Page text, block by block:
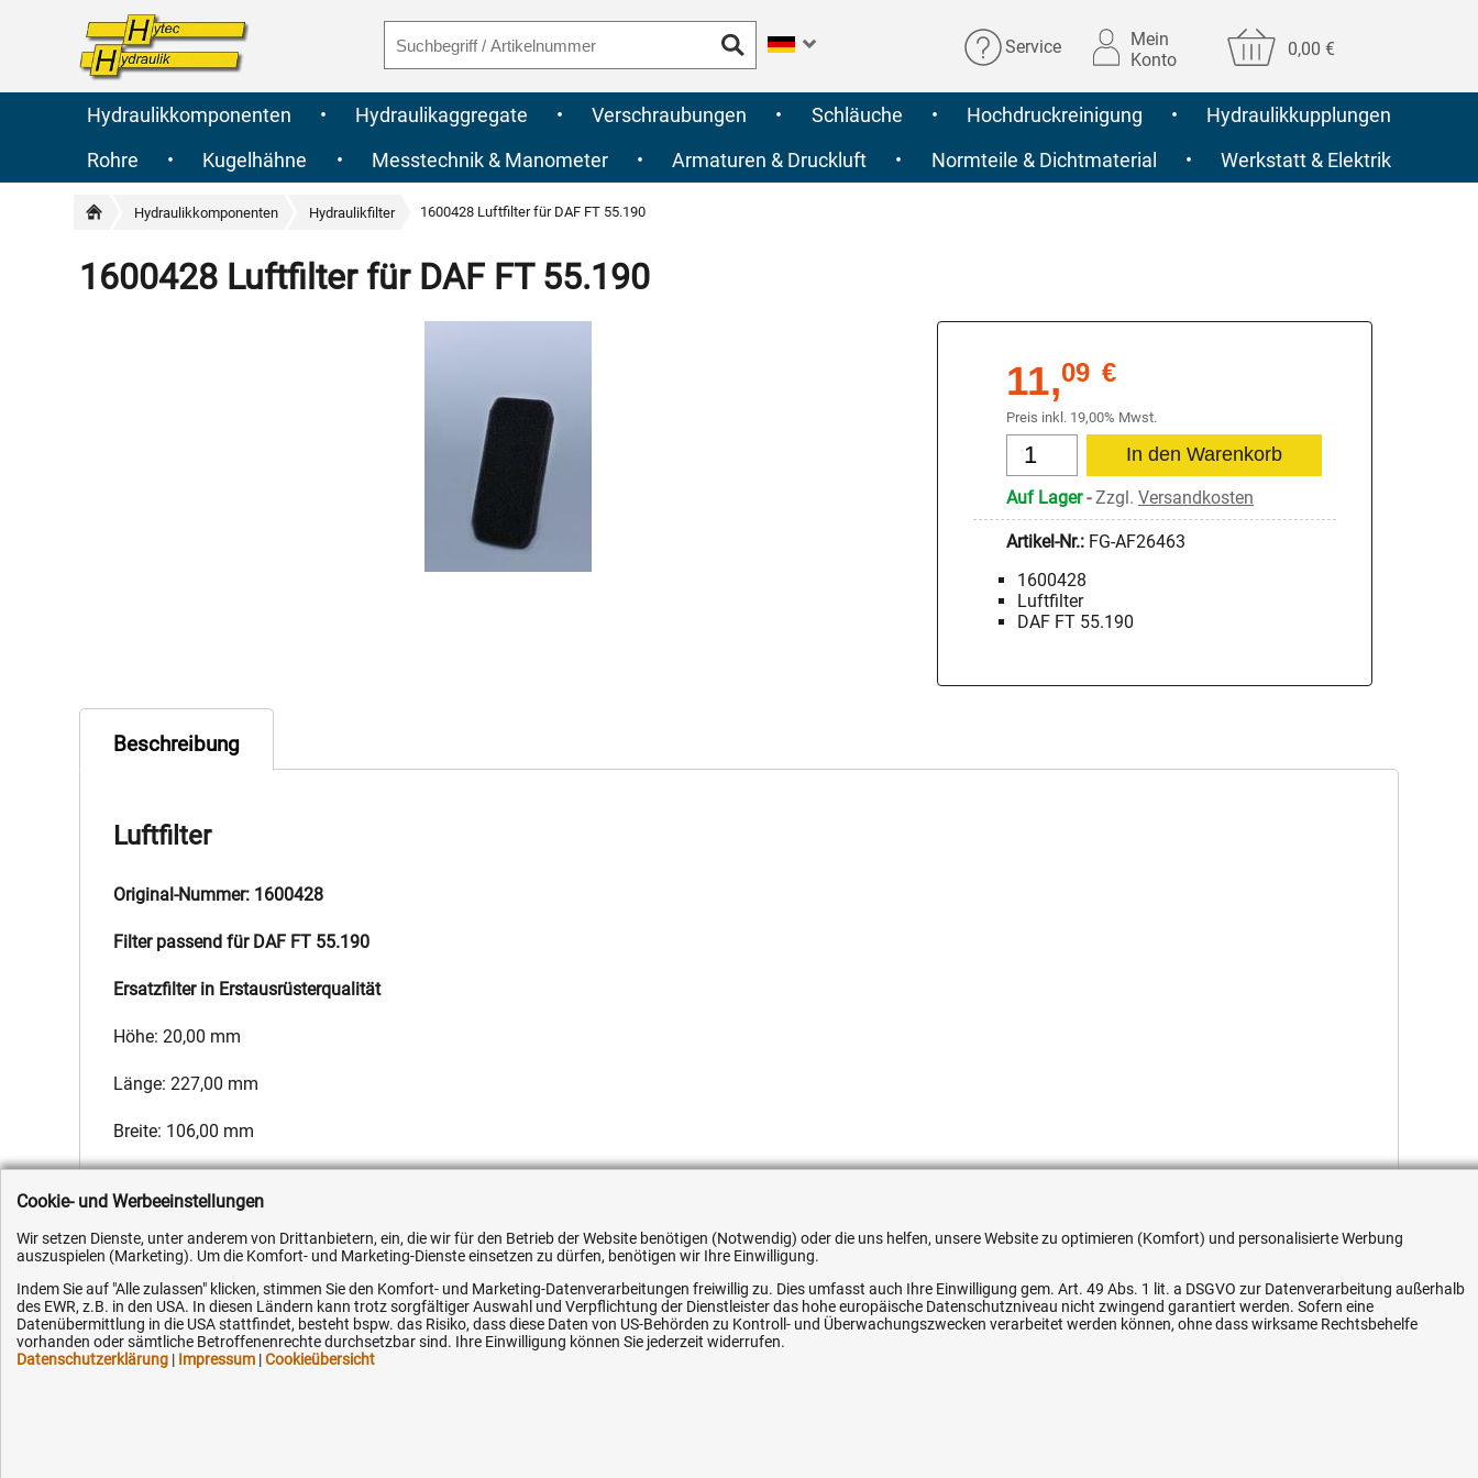
Service
Mein
Konto
0,00 €
Hydraulikkomponenten • Hydraulikaggregate • Verschraubungen • Schläuche • Hochdruckreinigung •
Hydraulikkupplungen
Rohre
• Kugelhähne • Messtechnik & Manometer • Armaturen & Druckluft • Normteile & Dichtmaterial • Werkstatt & Elektrik
Hydraulikkomponenten Hydraulikfilter 1600428 Luftfilter für DAF FT 55.190
1600428 Luftfilter für DAF FT 55.190
11,09 €
Preis inkl. 19,00% Mwst.
Auf Lager-Zzgl. Versandkosten
Artikel-Nr.: FG-AF26463
1600428
Luftfilter
DAF FT 55.190
Beschreibung
Luftfilter
Original-Nummer: 1600428
Filter passend für DAF FT 55.190
Ersatzfilter in Erstausrüsterqualität
Höhe: 20,00 mm
Länge: 227,00 mm
Breite: 106,00 mm
Hersteller: Fleetguard,Hersteller-Nr.: 1600428,EAN: 4051354539858
Kundenhotline (Festnetz):
+49 (0) 5351 - 523 520
Hilfe & Service Ihre Hytec-Hydraulik Vorteile Flexible Zahlung
Cookie- und Werbeeinstellungen
Wir setzen Dienste, unter anderem von Drittanbietern, ein, die wir für den Betrieb der Website benötigen (Notwendig) oder die uns helfen, unsere Website zu optimieren (Komfort) und personalisierte Werbung
auszuspielen (Marketing). Um die Komfort- und Marketing-Dienste einsetzen zu dürfen, benötigen wir Ihre Einwilligung.
Indem Sie auf "Alle zulassen" klicken, stimmen Sie den Komfort- und Marketing-Datenverarbeitungen freiwillig zu. Dies umfasst auch Ihre Einwilligung gem. Art. 49 Abs. 1 lit. a DSGVO zur Datenverarbeitung außerhalb
des EWR, z.B. in den USA. In diesen Ländern kann trotz sorgfältiger Auswahl und Verpflichtung der Dienstleister das hohe europäische Datenschutzniveau nicht zwingend garantiert werden. Sofern eine
Datenübermittlung in die USA stattfindet, besteht bspw. das Risiko, dass diese Daten von US-Behörden zu Kontroll- und Überwachungszwecken verarbeitet werden können, ohne dass wirksame Rechtsbehelfe
vorhanden oder sämtliche Betroffenenrechte durchsetzbar sind. Ihre Einwilligung können Sie jederzeit widerrufen.
Datenschutzerklärung | Impressum |Cookieübersicht